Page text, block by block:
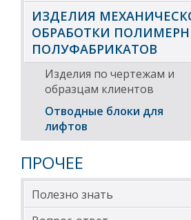
ИЗДЕЛИЯ
ОБРАБОТКИ
ПОЛУФАБРИКАТОВ
Изделия по чертежам и
образцам клиентов
Отводные блоки для
лифтов
ПРОЧЕЕ
Полезно знать